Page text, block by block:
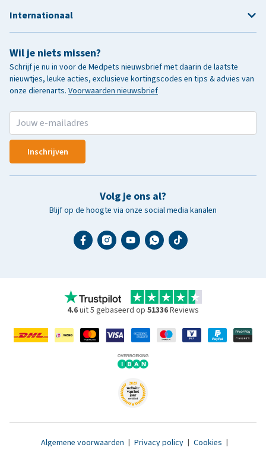
Wil je niets missen?
Schrijf je nu in voor de Medpets nieuwsbrief met daarin de laatste
nieuwtjes, leuke acties, exclusieve kortingscodes en tips & advies van
onze dierenarts. Voorwaarden nieuwsbrief
Inschrijven
Volg je ons al?
Blijf op de hoogte via onze social media kanalen
Internationaal
4.6uit 5 gebaseerd op 51336Reviews
Algemene voorwaarden | Privacy policy | Cookies |